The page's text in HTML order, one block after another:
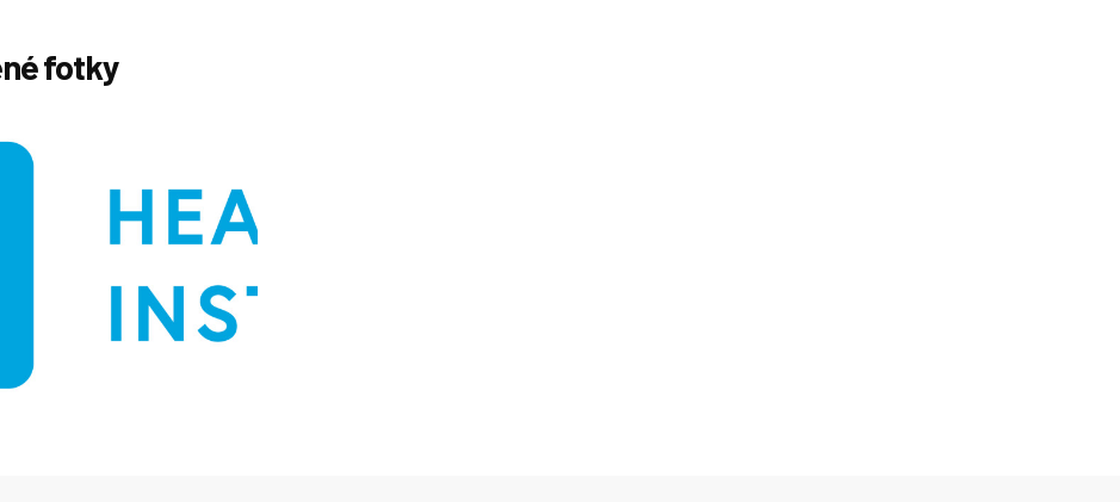
fotky